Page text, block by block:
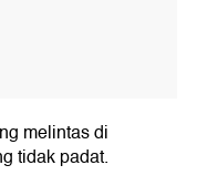
melintas di
tidak padat.